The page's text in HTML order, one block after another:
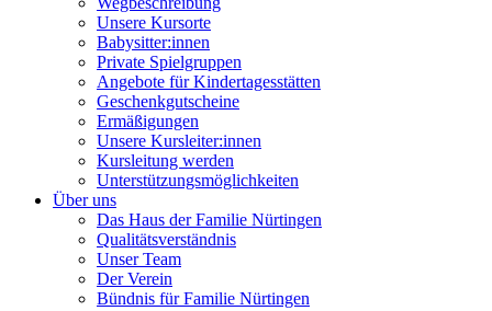
Unsere Kursorte
Babysitter:innen
Private Spielgruppen
Angebote für Kindertagesstätten
Geschenkgutscheine
Ermäßigungen
Unsere Kursleiter:innen
Kursleitung werden
Unterstützungsmöglichkeiten
Über uns
Das Haus der Familie Nürtingen
Qualitätsverständnis
Unser Team
Der Verein
Bündnis für Familie Nürtingen